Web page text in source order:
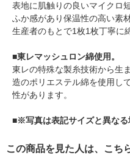
表地に肌触りの良いマイクロ
ふか感があり保温性の高い素材
生産者のもとで1枚1枚丁寧に
■東レマッシュロン綿使用。
東レの特殊な製糸技術から生
造のポリエステル綿を使用し
性があります。
■※写真は表記サイズと異なる
この商品を見た人は、こち